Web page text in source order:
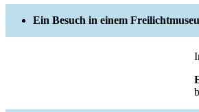
Ein Besuch in einem